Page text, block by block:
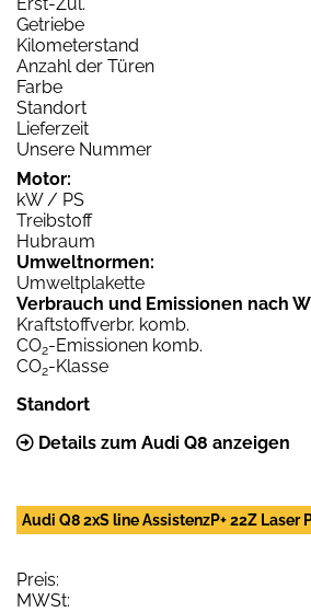
Getriebe
Kilometerstand
Anzahl der Türen
Farbe
Standort
Lieferzeit
Unsere Nummer
Motor:
kW / PS
Treibstoff
Hubraum
Umweltnormen:
Umweltplakette
Verbrauch und Emissionen nach
Kraftstoffverbr. komb.
CO2-Emissionen komb.
CO2-Klasse
Standort
Details zum Audi Q8 anzeigen
Audi Q8 2xS line AssistenzP+ 22Z Laser
Preis:
MWSt: